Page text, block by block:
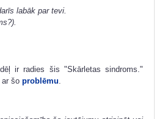
labāk par tevi.
ir radies šis "Skārletas sindroms."
šo problēmu.